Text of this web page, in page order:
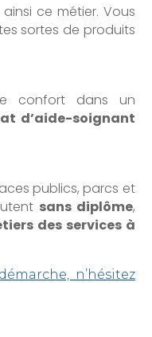
ce métier. Vous
sortes de produits
confort dans un
d’aide-soignant
publics, parcs et
sans diplôme,
des services à
n’hésitez